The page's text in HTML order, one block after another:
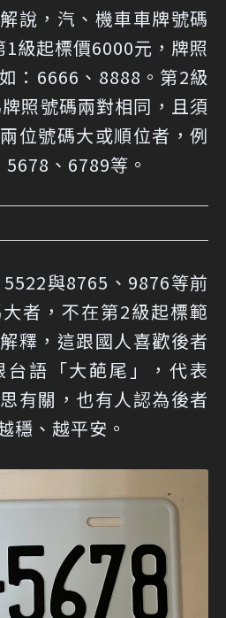
說，汽、機車車牌號碼
級起標價6000元，牌照
：6666、8888。第2級
照號碼兩對相同，且須
位號碼大或順位者，例
、6789等。
與8765、9876等前
者，不在第2級起標範
釋，這跟國人喜歡後者
語「大葩尾」，代表
有關，也有人認為後者
穩、越平安。